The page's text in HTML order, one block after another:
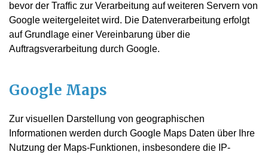
bevor der Traffic zur Verarbeitung auf weiteren Servern von
Google weitergeleitet wird. Die Datenverarbeitung erfolgt
auf Grundlage einer Vereinbarung über die
Auftragsverarbeitung durch Google.
Google Maps
Zur visuellen Darstellung von geographischen
Informationen werden durch Google Maps Daten über Ihre
Nutzung der Maps-Funktionen, insbesondere die IP-